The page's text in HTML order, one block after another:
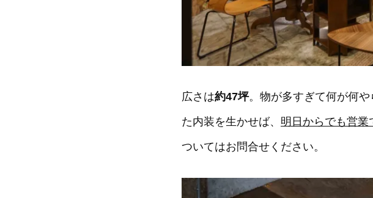
広さは約47坪。物が多すぎて何が何
た内装を生かせば、 明日からでも営業
ついてはお問合せください。